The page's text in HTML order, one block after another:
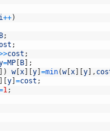
i++)
B;
;
cost ;
=MP B
;
) w[ x y =min(w[ x y ,
y =cost ;
1;